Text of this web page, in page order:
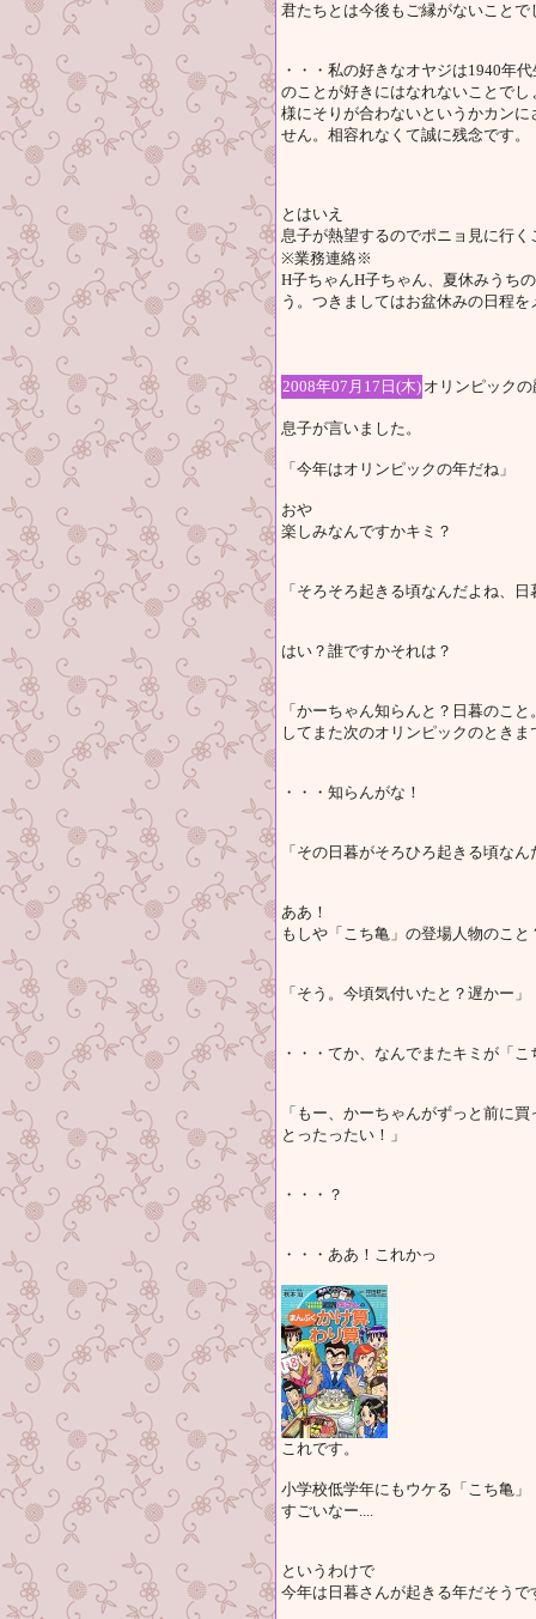
君たちとは今後もご縁がないことで
・・・私の好きなオヤジは1940年
のことが好きにはなれないことで
様にそりが合わないというかカン
せん。相容れなくて誠に残念です。
とはいえ
息子が熱望するのでポニョ見に行
※業務連絡※
H子ちゃんH子ちゃん、夏休みうち
う。つきましてはお盆休みの日程
2008年07月17日(木) オリンピック
息子が言いました。
「今年はオリンピックの年だね」
おや
楽しみなんですかキミ？
「そろそろ起きる頃なんだよね、
はい？誰ですかそれは？
「かーちゃん知らんと？日暮のこ
してまた次のオリンピックのときま
・・・知らんがな！
「その日暮がそろひろ起きる頃な
ああ！
もしや「こち亀」の登場人物のこと
「そう。今頃気付いたと？遅かー」
・・・てか、なんでまたキミが「
「もー、かーちゃんがずっと前に
とったったい！」
・・・？
・・・ああ！これかっ
これです。
小学校低学年にもウケる「こち亀」
すごいなー....
というわけで
今年は日暮さんが起きる年だそうで